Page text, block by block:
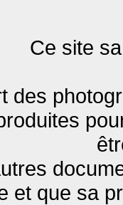
Ce site
des
et que sa